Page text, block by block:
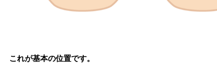
これが基本の位置です。